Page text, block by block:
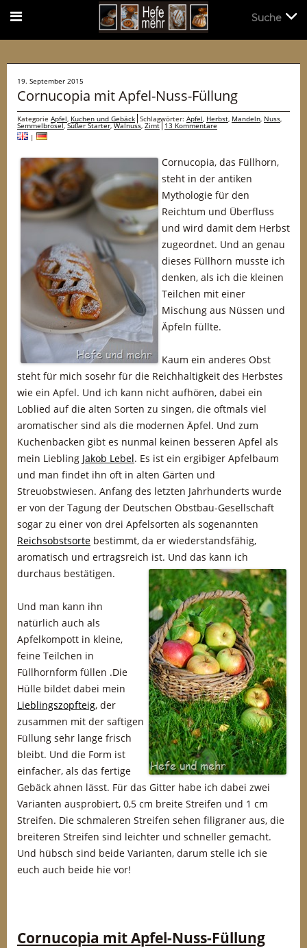
19. September 2015
Cornucopia mit Apfel-Nuss-Füllung
Kategorie Apfel, Kuchen und Gebäck Schlagwörter: Apfel, Herbst, Mandeln, Nuss,
Semmelbrösel,Süßer Starter,Walnuss, Zimt 13 Kommentare
|
Cornucopia, das Füllhorn,
steht in der antiken
Mythologie für den
Reichtum und Überfluss
und wird damit dem Herbst
zugeordnet. Und an genau
dieses Füllhorn musste ich
denken, als ich die kleinen
Teilchen mit einer
Mischung aus Nüssen und
Äpfeln füllte.
Kaum ein anderes Obst
steht für mich sosehr für die Reichhaltigkeit des Herbstes
wie ein Apfel. Und ich kann nicht aufhören, dabei ein
Loblied auf die alten Sorten zu singen, die oftmals viel
aromatischer sind als die modernen Äpfel. Und zum
Kuchenbacken gibt es nunmal keinen besseren Apfel als
mein Liebling Jakob Lebel. Es ist ein ergibiger Apfelbaum
und man findet ihn oft in alten Gärten und
Streuobstwiesen. Anfang des letzten Jahrhunderts wurde
er von der Tagung der Deutschen Obstbau-Gesellschaft
sogar zu einer von drei Apfelsorten als sogenannten
Reichsobstsorte bestimmt, da er wiederstandsfähig,
aromatisch und ertragsreich ist. Und das kann ich
durchaus bestätigen.
Und man kann ihn
natürlich auch als
Apfelkompott in kleine,
feine Teilchen in
Füllhornform füllen .Die
Hülle bildet dabei mein
Lieblingszopfteig, der
zusammen mit der saftigen
Füllung sehr lange frisch
bleibt. Und die Form ist
einfacher, als das fertige
Gebäck ahnen lässt. Für das Gitter habe ich dabei zwei
Varianten ausprobiert, 0,5 cm breite Streifen und 1 cm
Streifen. Die schmaleren Streifen sehen filigraner aus, die
breiteren Streifen sind leichter und schneller gemacht.
Und hübsch sind beide Varianten, darum stelle ich sie
euch auch beide hie vor!
Cornucopia mit Apfel-Nuss-Füllung
Suche
Suche